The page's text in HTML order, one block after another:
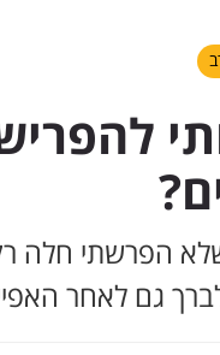
הפרשתי חלה
גם לאחר